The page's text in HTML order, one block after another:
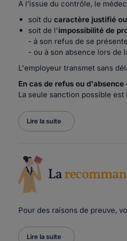
À l’issue du contrôle, le
soit du caractère justifié
soit de l'impossibilité de
- à son refus de se
- ou à son absence lors de
L'employeur transmet sans
En cas de refus ou d'absence
La seule sanction possible est
Lire la suite
La
Pour des raisons de preuve,
Lire la suite